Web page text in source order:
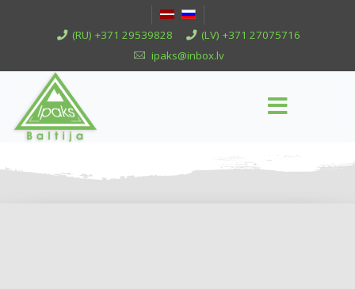
(RU) +371 29539828
(LV) +371 27075716
ipaks@inbox.lv